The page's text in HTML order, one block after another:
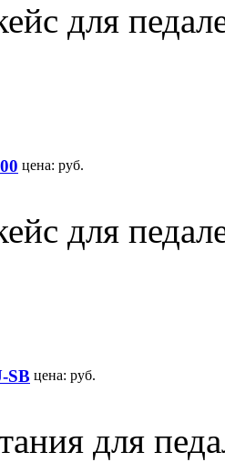
для
цена: руб.
для
SB цена: руб.
для